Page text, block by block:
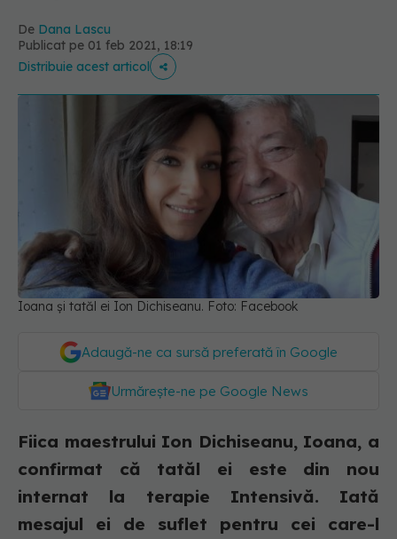
De Dana Lascu
Publicat pe 01 feb 2021, 18:19
Distribuie acest articol
Ioana și tatăl ei Ion Dichiseanu. Foto: Facebook
Adaugă-ne ca sursă preferată în Google
Urmărește-ne pe Google News
Fiica maestrului Ion Dichiseanu, Ioana, a
confirmat că tatăl ei este din nou
internat la terapie Intensivă. Iată
mesajul ei de suflet pentru cei care-l